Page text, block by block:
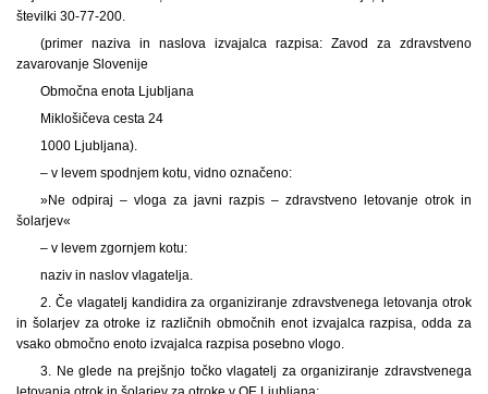
številki 30-77-200.
(primer naziva in naslova izvajalca razpisa: Zavod za zdravstveno
zavarovanje Slovenije
Območna enota Ljubljana
Miklošičeva cesta 24
1000 Ljubljana).
– v levem spodnjem kotu, vidno označeno:
»Ne odpiraj – vloga za javni razpis – zdravstveno letovanje otrok in
šolarjev«
– v levem zgornjem kotu:
naziv in naslov vlagatelja.
2. Če vlagatelj kandidira za organiziranje zdravstvenega letovanja otrok
in šolarjev za otroke iz različnih območnih enot izvajalca razpisa, odda za
vsako območno enoto izvajalca razpisa posebno vlogo.
3. Ne glede na prejšnjo točko vlagatelj za organiziranje zdravstvenega